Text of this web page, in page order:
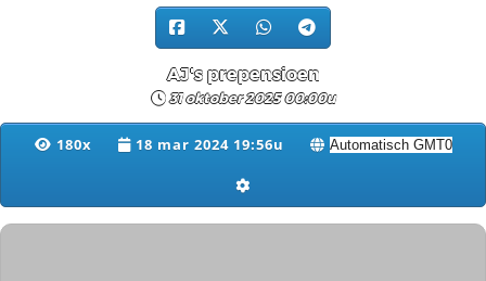
AJ's prepensioen
31 oktober 2025 00:00u
180x 18 mar 2024 19:56u